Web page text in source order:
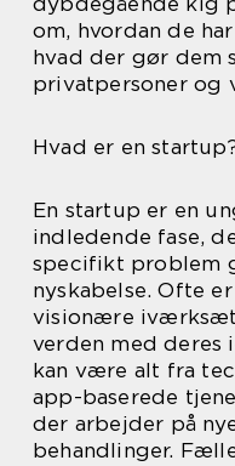
om, hvordan de
hvad der gør dem
privatpersoner og
Hvad er en
En startup er en
indledende fase,
specifikt problem
nyskabelse. Ofte
visionære
verden med deres
kan være alt fra
app-baserede
der arbejder på
behandlinger.